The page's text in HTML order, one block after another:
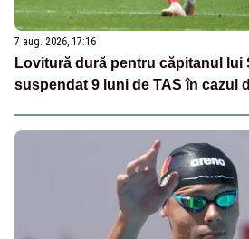
7 aug. 2026, 17:16
Lovitură dură pentru căpitanul lui
suspendat 9 luni de TAS în cazul